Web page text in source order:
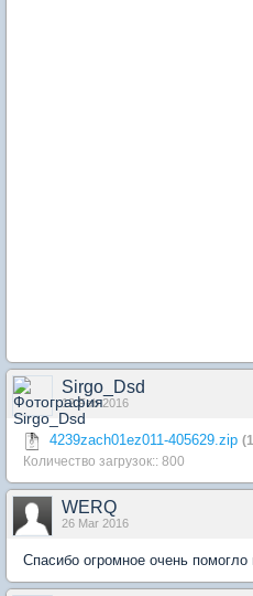
Sirgo_Dsd
12 Feb 2016
4239zach01ez011-405629.zip
Количество загрузок:: 800
WERQ
26 Mar 2016
Спасибо огромное очень